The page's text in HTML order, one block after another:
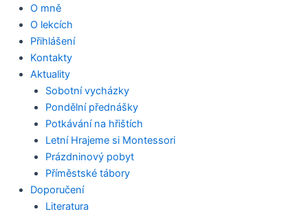
Přeskočit
obsah
O mně
O lekcích
Přihlášení
Kontakty
Aktuality
Sobotní vycházky
Pondělní přednášky
Potkávání na hřištích
Letní Hrajeme si Montessori
Prázdninový pobyt
Příměstské tábory
Doporučení
Literatura